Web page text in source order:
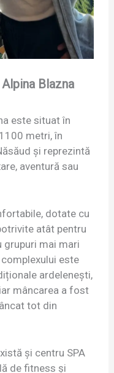
Blazna
este situat în
metri, în
și reprezintă
aventură sau
dotate cu
atât pentru
grupuri mai mari
este
ardelenești,
mâncarea a fost
tot din
și centru SPA
de fitness și